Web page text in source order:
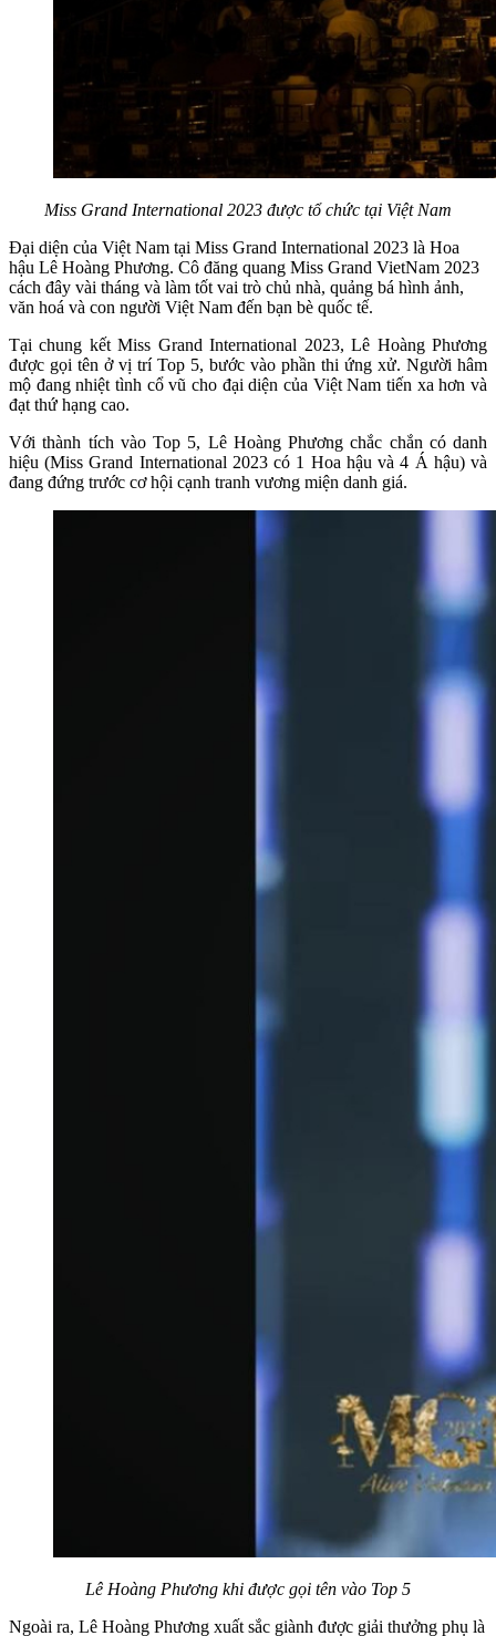
Miss Grand International 2023 được tổ chức tại Việt Nam
Đại diện của Việt Nam tại Miss Grand International 2023 là Hoa
hậu Lê Hoàng Phương. Cô đăng quang Miss Grand VietNam 2023
cách đây vài tháng và làm tốt vai trò chủ nhà, quảng bá hình ảnh,
văn hoá và con người Việt Nam đến bạn bè quốc tế.
Tại chung kết Miss Grand International 2023, Lê Hoàng Phương
được gọi tên ở vị trí Top 5, bước vào phần thi ứng xử. Người hâm
mộ đang nhiệt tình cổ vũ cho đại diện của Việt Nam tiến xa hơn và
đạt thứ hạng cao.
Với thành tích vào Top 5, Lê Hoàng Phương chắc chắn có danh
hiệu (Miss Grand International 2023 có 1 Hoa hậu và 4 Á hậu) và
đang đứng trước cơ hội cạnh tranh vương miện danh giá.
Lê Hoàng Phương khi được gọi tên vào Top 5
Ngoài ra, Lê Hoàng Phương xuất sắc giành được giải thưởng phụ là